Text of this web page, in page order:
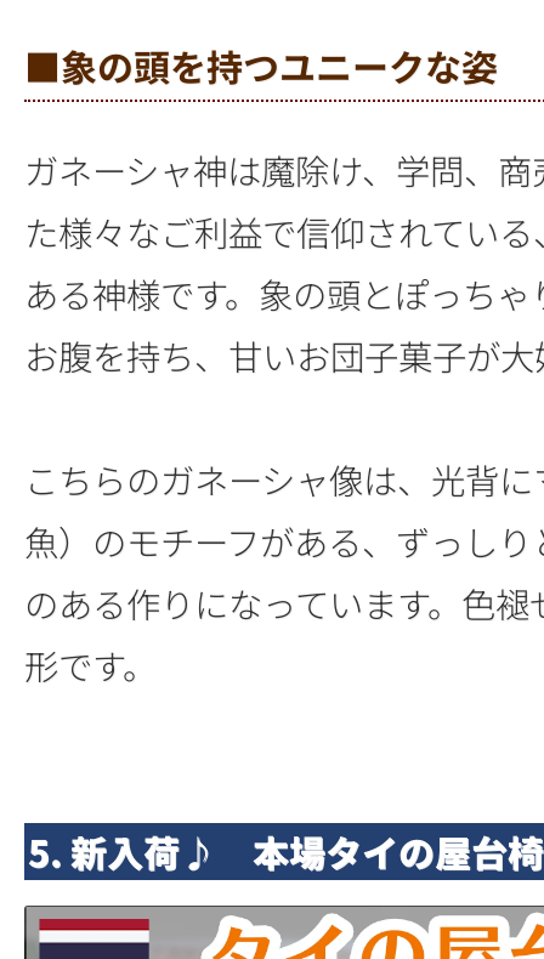
■象の頭を持つユニークな姿
ガネーシャ神は魔除け、学問、
た様々なご利益で信仰されてい
ある神様です。象の頭とぽっち
お腹を持ち、甘いお団子菓子が
こちらのガネーシャ像は、光背
魚）のモチーフがある、ずっし
のある作りになっています。色
形です。
5. 新入荷♪ 本場タイの屋台